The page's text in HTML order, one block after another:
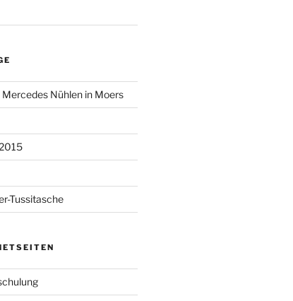
Nühlen in Moers
Tussitasche